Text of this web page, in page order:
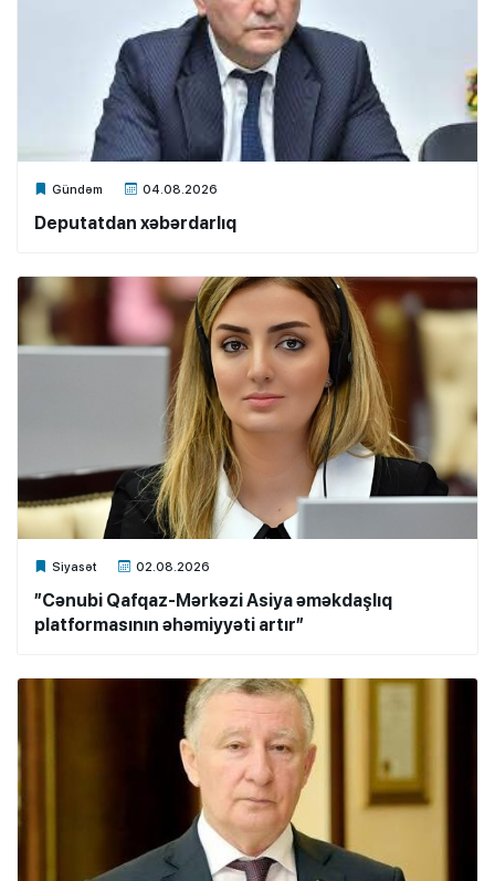
Gündəm 04.08.2026
Xalq.Online
Deputatdan xəbərdarlıq
Siyasət 02.08.2026
Xalq.Online
”Cənubi Qafqaz-Mərkəzi Asiya əməkdaşlıq
platformasının əhəmiyyəti artır”